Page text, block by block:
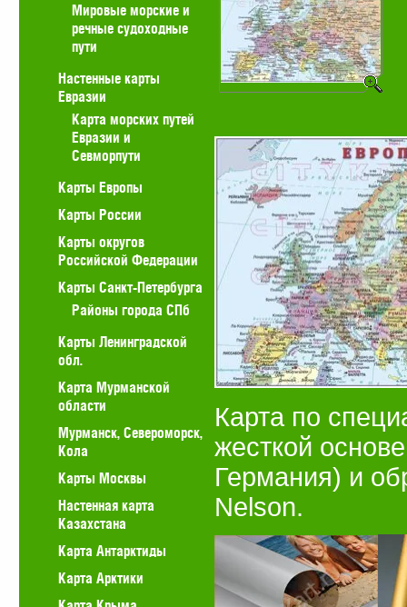
Карта по
жесткой
Германия) и
Nelson.
Мировые морские и
речные судоходные
пути
Настенные карты
Евразии
Карта морских путей
Евразии и
Севморпути
Карты Европы
Карты России
Карты округов
Российской Федерации
Карты Санкт-Петербурга
Районы города СПб
Карты Ленинградской
обл.
Карта Мурманской
области
Мурманск, Североморск,
Кола
Карты Москвы
Настенная карта
Казахстана
Карта Антарктиды
Карта Арктики